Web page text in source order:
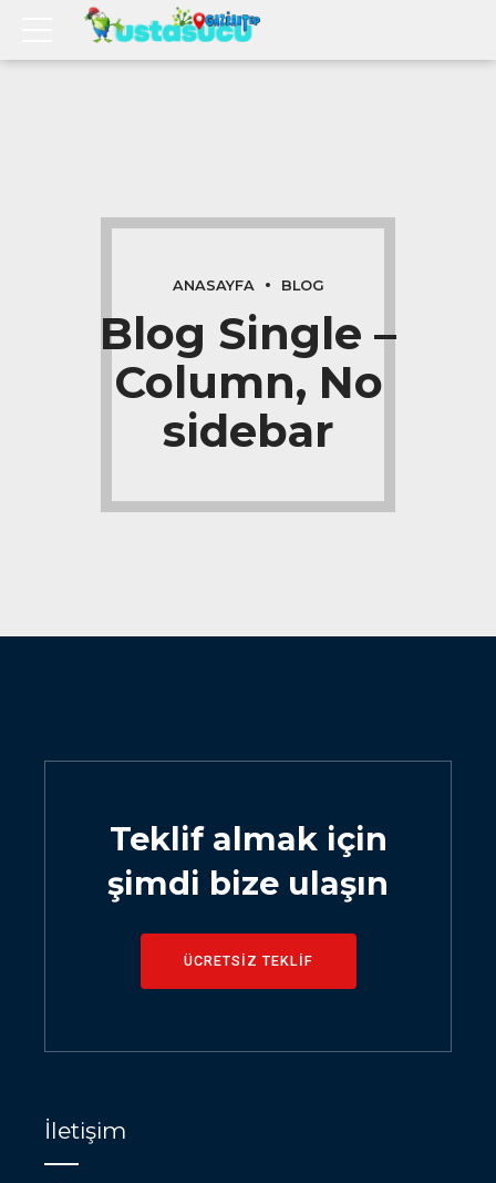
ANASAYFA BLOG
Blog Single –
Column, No
sidebar
Teklif almak için
şimdi bize ulaşın
ÜCRETSİZ TEKLİF
İletişim